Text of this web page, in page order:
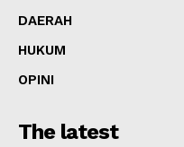
DAERAH
HUKUM
OPINI
The latest